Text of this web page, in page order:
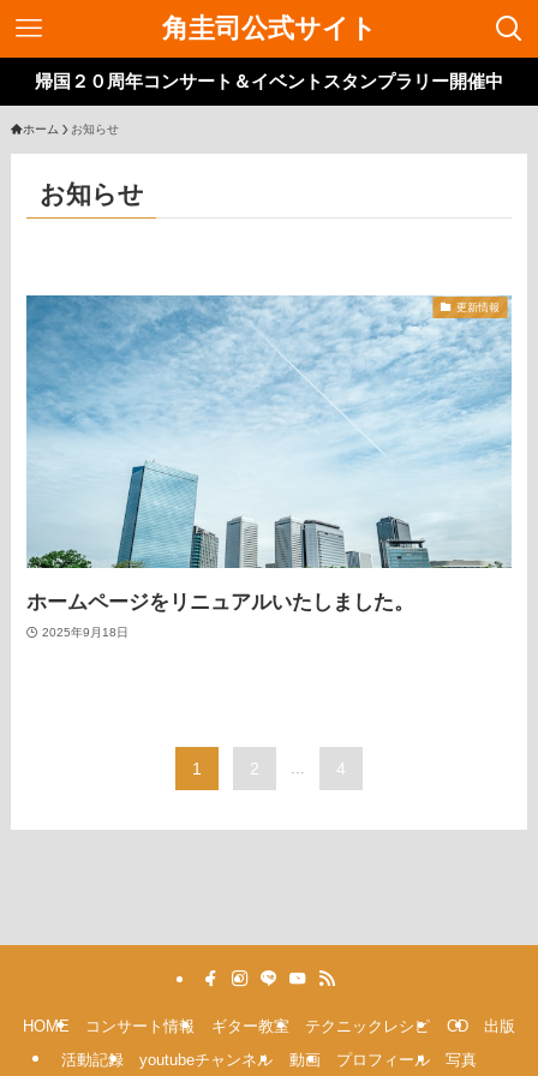
角圭司公式サイト
帰国２０周年コンサート＆イベントスタンプラリー開催中
ホーム お知らせ
お知らせ
更新情報
ホームページをリニュアルいたしました。
2025年9月18日
1 2 ... 4
HOME コンサート情報 ギター教室 テクニックレシピ CD
出版
活動記録
youtubeチャンネル 動画 プロフィール 写真